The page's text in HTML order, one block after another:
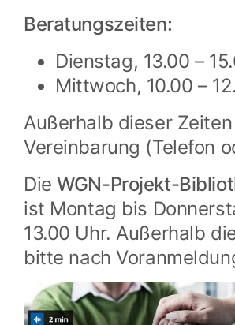
Beratungszeiten:
Dienstag, 13.00 –
Mittwoch, 10.00 –
Außerhalb dieser
Vereinbarung (Telefon
DieWGN-Projekt-
ist Montag bis
13.00 Uhr. Außerhalb
bitte nach